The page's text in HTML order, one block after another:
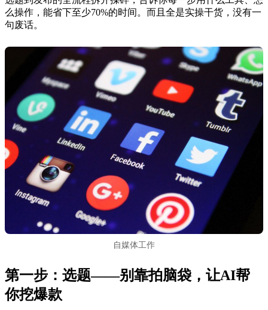
么操作，能省下至少70%的时间。而且全是实操干货，没有一
句废话。
自媒体工作
第一步：选题——别靠拍脑袋，让AI帮
你挖爆款